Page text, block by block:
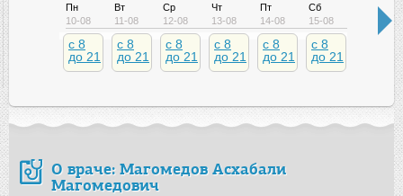
Пн
10-08
c 8
до 21
Вт
11-08
c 8
до 21
Ср
12-08
c 8
до 21
Чт
13-08
c 8
до 21
Пт
14-08
c 8
до 21
Сб
15-08
c 8
до 21
О враче: Магомедов Асхабали
Магомедович